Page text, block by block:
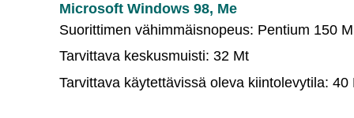
Microsoft Windows 98, Me
Suorittimen vähimmäisnopeus: Pentium 150
Tarvittava keskusmuisti: 32 Mt
Tarvittava käytettävissä oleva kiintolevytila: 40